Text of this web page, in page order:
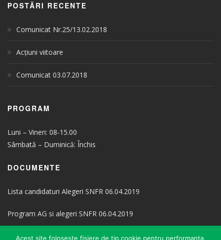
POSTĂRI RECENTE
Comunicat Nr.25/13.02.2018
Acțiuni viitoare
Comunicat 03.07.2018
PROGRAM
Luni – Vineri: 08-15.00
Sâmbată – Duminică: Închis
DOCUMENTE
Lista candidaturi Alegeri SNFR 06.04.2019
Program AG si alegeri SNFR 06.04.2019
Statut SNFR
Acest site foloseste fisiere de tip cookie pentru performanta,